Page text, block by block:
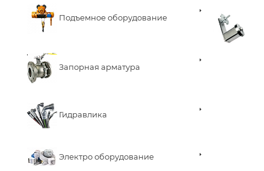
Подъемное оборудование
Запорная арматура
Гидравлика
Электро оборудование